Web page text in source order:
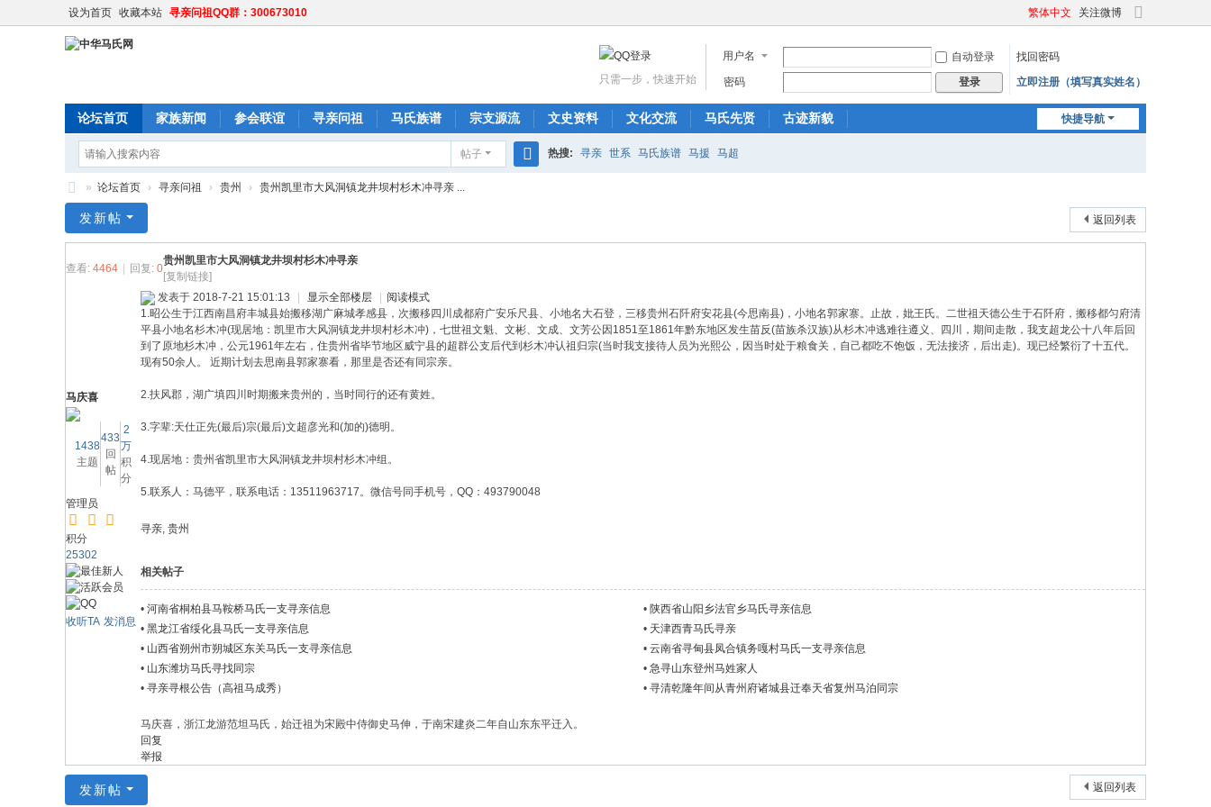
设为首页 收藏本站 寻亲问祖QQ群：300673010 繁体中文 关注微博
切
宽
用户名 自动登录
找回密码
密码
登录 立即注册（填写真实姓名）
只需一步，快速开始
快捷导航
论坛首页 家族新闻 参会联谊 寻亲问祖 马氏族谱 宗支源流 文史资料 文化交流 马氏先贤 古迹新貌
帖子 热搜: 寻亲 世系 马氏族谱 马援 马超
华
马
» 论坛首页 › 寻亲问祖 › 贵州 › 贵州凯里市大风洞镇龙井坝村杉木冲寻亲 ...
返回列表
发新帖
查看: 4464 回复: 0
贵州凯里市大风洞镇龙井坝村杉木冲寻亲
[复制链接]
马庆喜
1438
主题
433
回
帖
2
万
积
分
管理员
积分
25302
收听TA 发消息
发表于 2018-7-21 15:01:13 显示全部楼层
阅读模式
1.昭公生于江西南昌府丰城县始搬移湖广麻城孝感县，次搬移四川成都府广安乐尺县、小地名大石登，三移贵州石阡府安花县(今思南县)，小地名郭家寨。止故，妣王氏。二世祖天德公生于石阡府，搬移都匀府清
平县小地名杉木冲(现居地：凯里市大风洞镇龙井坝村杉木冲)，七世祖文魁、文彬、文成、文芳公因1851至1861年黔东地区发生苗反(苗族杀汉族)从杉木冲逃难往遵义、四川，期间走散，我支超龙公十八年后回
到了原地杉木冲，公元1961年左右，住贵州省毕节地区威宁县的超群公支后代到杉木冲认祖归宗(当时我支接待人员为光熙公，因当时处于粮食关，自己都吃不饱饭，无法接济，后出走)。现已经繁衍了十五代。
现有50余人。 近期计划去思南县郭家寨看，那里是否还有同宗亲。
2.扶风郡，湖广填四川时期搬来贵州的，当时同行的还有黄姓。
3.字辈:天仕正先(最后)宗(最后)文超彦光和(加的)德明。
4.现居地：贵州省凯里市大风洞镇龙井坝村杉木冲组。
5.联系人：马德平，联系电话：13511963717。微信号同手机号，QQ：493790048
寻亲, 贵州
相关帖子
• 河南省桐柏县马鞍桥马氏一支寻亲信息 • 陕西省山阳乡法官乡马氏寻亲信息
• 黑龙江省绥化县马氏一支寻亲信息 • 天津西青马氏寻亲
• 山西省朔州市朔城区东关马氏一支寻亲信息 • 云南省寻甸县凤合镇务嘎村马氏一支寻亲信息
• 山东潍坊马氏寻找同宗 • 急寻山东登州马姓家人
• 寻亲寻根公告（高祖马成秀） • 寻清乾隆年间从青州府诸城县迁奉天省复州马泊同宗
马庆喜，浙江龙游范坦马氏，始迁祖为宋殿中侍御史马伸，于南宋建炎二年自山东东平迁入。
回复
举报
返回列表
发新帖